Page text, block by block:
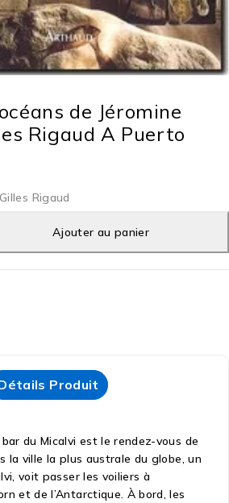
de Jéromine
Rigaud A Puerto
Rigaud
Ajouter au panier
Produit
du Micalvi est le rendez-vous de
la ville la plus australe du globe, un
voit passer les voiliers à
et de l’Antarctique. À bord, les